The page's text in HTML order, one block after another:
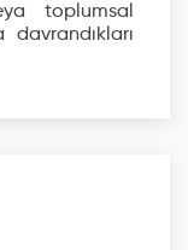
toplumsal
davrandıkları